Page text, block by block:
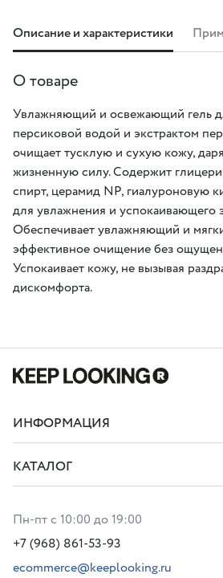
Описание и характеристики
О товаре
Увлажняющий и освежающий гель
персиковой водой и экстрактом
очищает тусклую и сухую кожу,
жизненную силу. Содержит
спирт, церамид NP, гиалуроновую
для увлажнения и успокаивающего
Обеспечивает увлажняющий и
эффективное очищение без
Успокаивает кожу, не вызывая
дискомфорта.
ИНФОРМАЦИЯ
КАТАЛОГ
Пн-пт с 10:00 до 19:00
+7 (968) 861-53-93
ecommerce@keeplooking.ru